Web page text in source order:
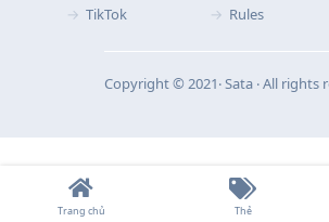
TikTok
Rules
Copyright © 2021‧ Sata ‧ All rights
Trang chủ Thẻ